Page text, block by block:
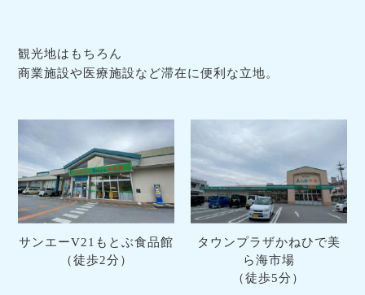
観光地はもちろん
商業施設や医療施設など滞在に便利な立地。
サンエーV21もとぶ食品館
（徒歩2分）
タウンプラザかねひで美
ら海市場
（徒歩5分）